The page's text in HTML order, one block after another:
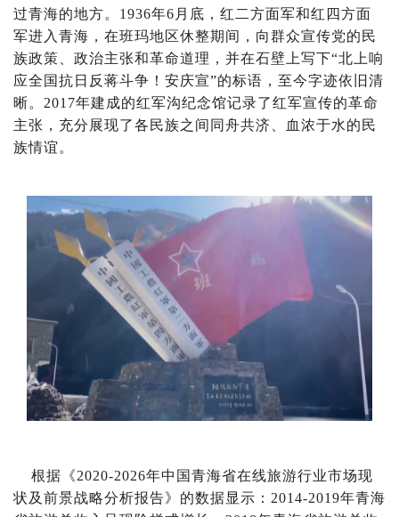
过青海的地方。1936年6月底，红二方面军和红四方面
军进入青海，在班玛地区休整期间，向群众宣传党的民
族政策、政治主张和革命道理，并在石壁上写下“北上响
应全国抗日反蒋斗争！安庆宣”的标语，至今字迹依旧清
晰。2017年建成的红军沟纪念馆记录了红军宣传的革命
主张，充分展现了各民族之间同舟共济、血浓于水的民
族情谊。
根据《2020-2026年中国青海省在线旅游行业市场现
状及前景战略分析报告》的数据显示：2014-2019年青海